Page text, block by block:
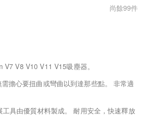
尚餘99件
V7 V8 V10 V11 V15吸塵器。
擔心要扭曲或彎曲以到達那些點。 非常適
具由優質材料製成。 耐用安全，快速釋放